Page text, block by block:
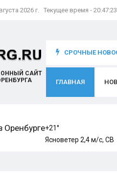
2026 г. Текущее время - 20:47:24
САЙТ
СРОЧНЫЕ
ГЛАВНАЯ
Оренбурге+21°
Ясноветер 2,4 м/с, СВ